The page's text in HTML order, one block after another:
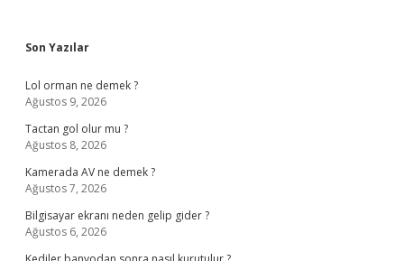
Sidebar
Son Yazılar
Lol orman ne demek ?
Ağustos 9, 2026
Tactan gol olur mu ?
Ağustos 8, 2026
Kamerada AV ne demek ?
Ağustos 7, 2026
Bilgisayar ekranı neden gelip gider ?
Ağustos 6, 2026